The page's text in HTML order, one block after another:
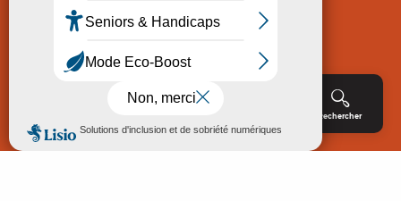
Rechercher
Politique de Protection des données
Consentement
Accessibilité : non conforme